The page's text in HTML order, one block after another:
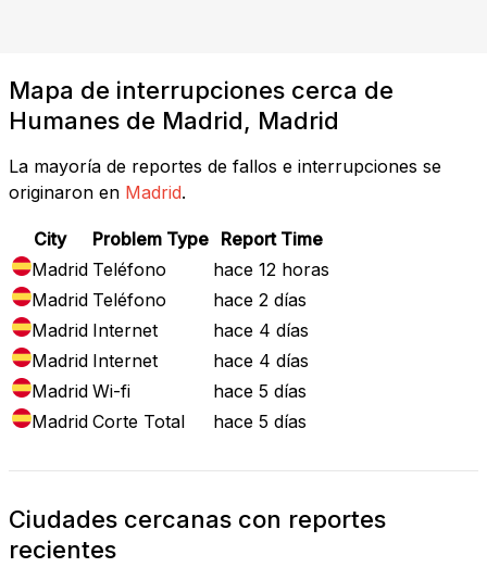
Mapa de interrupciones cerca de
Humanes de Madrid, Madrid
La mayoría de reportes de fallos e interrupciones se
originaron en Madrid.
City Problem Type Report Time
Madrid Teléfono
hace 12 horas
Madrid Teléfono
hace 2 días
Madrid Internet
hace 4 días
Madrid Internet
hace 4 días
Madrid Wi-fi
hace 5 días
Madrid Corte Total hace 5 días
Ciudades cercanas con reportes
recientes